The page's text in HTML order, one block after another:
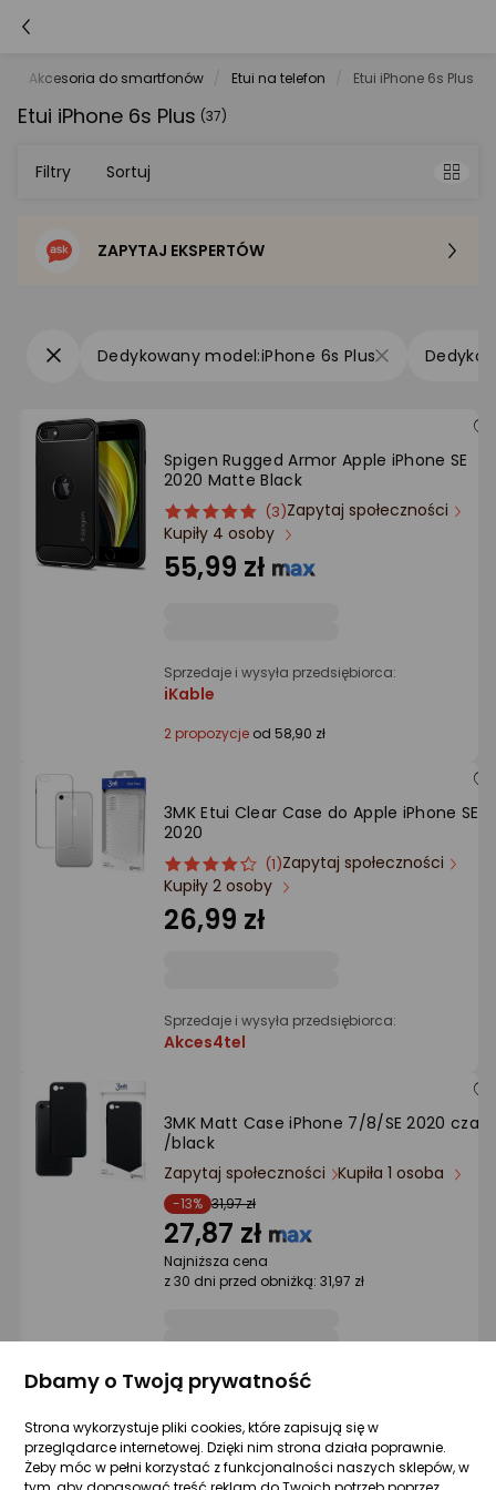
Akcesoria do smartfonów Etui na telefon Etui iPhone 6s Plus
Etui iPhone 6s Plus (37)
Filtry Sortuj
Sortowanie domyślne
Po popularności
Ocena: od najlepszej
Po ilości komentarzy
ZAPYTAJ EKSPERTÓW
iPhone 6s Plus
Spigen Rugged Armor Apple iPhone SE
2020 Matte Black
ocena
produktu
5/5
gwiazdki
Ocena
produktu
(3)Zapytaj społeczności
Kupiły 4 osoby
55,99 zł
Sprzedaje i wysyła przedsiębiorca:
iKable
2 propozycje od 58,90 zł
3MK Etui Clear Case do Apple iPhone SE
2020
ocena
produktu
4/5
gwiazdki
Ocena
produktu
(1)Zapytaj społeczności
Kupiły 2 osoby
26,99 zł
Sprzedaje i wysyła przedsiębiorca:
Akces4tel
3MK Matt Case iPhone 7/8/SE 2020
/black
Zapytaj społeczności Kupiła 1 osoba
-13% 31,97 zł
27,87 zł
Najniższa cena
z 30 dni przed obniżką: 31,97 zł
Sprzedaje i wysyła przedsiębiorca:
Morele.net
5 propozycji od 27,99 zł
Dbamy o Twoją prywatność
Strona wykorzystuje pliki cookies, które zapisują się w
przeglądarce internetowej. Dzięki nim strona działa poprawnie.
Żeby móc w pełni korzystać z funkcjonalności naszych sklepów, w